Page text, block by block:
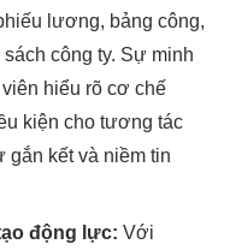
lương, bảng công,
công ty. Sự minh
hiểu rõ cơ chế
kiện cho tương tác
gắn kết và niềm tin
động lực: Với